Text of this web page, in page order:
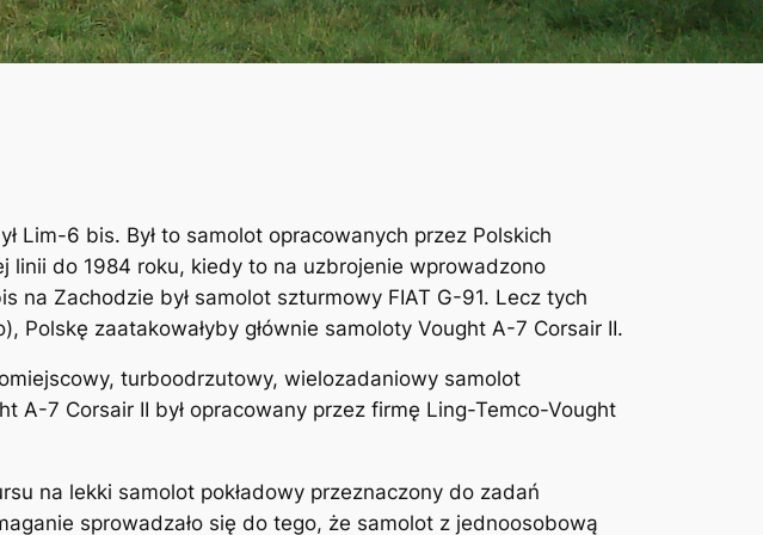
Lim-6 bis. Był to samolot opracowanych przez Polskich
linii do 1984 roku, kiedy to na uzbrojenie wprowadzono
Zachodzie był samolot szturmowy FIAT G-91. Lecz tych
zaatakowałyby głównie samoloty Vought A-7 Corsair II.
turboodrzutowy, wielozadaniowy samolot
A-7 Corsair II był opracowany przez firmę Ling-Temco-Vought
na lekki samolot pokładowy przeznaczony do zadań
sprowadzało się do tego, że samolot z jednoosobową